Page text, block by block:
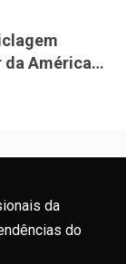
da América
da
do